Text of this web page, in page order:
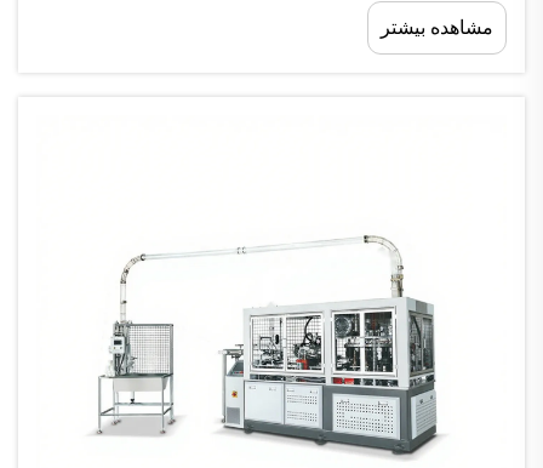
آیا شما یک کارگاه تخصصی کوچک را اداره می‌کنید یا یک
واحد تولیدی بزرگ‌مقیاس را مدیریت می‌کنید؟...
مشاهده بیشتر